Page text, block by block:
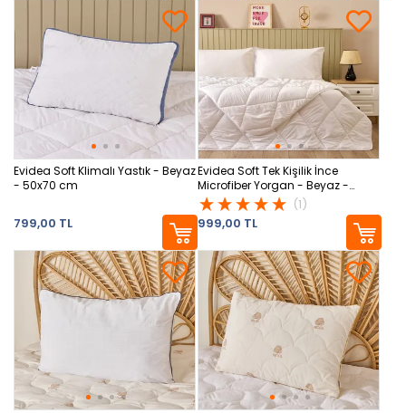
Evidea Soft Klimalı Yastık - Beyaz
- 50x70 cm
799,00 TL
Evidea Soft Tek Kişilik İnce
Microfiber Yorgan - Beyaz -
155x215 cm
(1)
999,00 TL